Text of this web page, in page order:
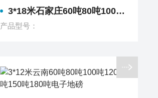
3*18米石家庄60吨80吨100吨120吨150吨180吨电子地磅
产品型号：